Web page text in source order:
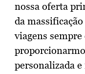
nossa oferta
da
viagens
personalizada